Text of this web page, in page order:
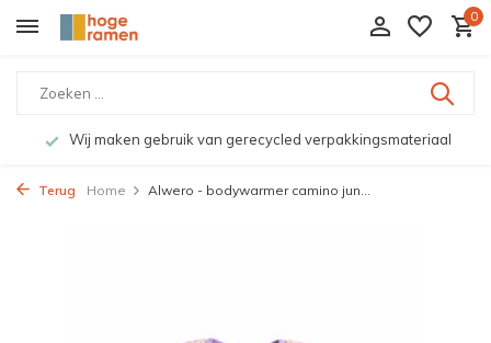
0
Wij maken gebruik van gerecycled verpakkingsmateriaal
Terug Home Alwero - bodywarmer camino jun...